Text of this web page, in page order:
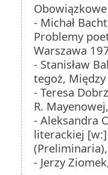
Obowiązkowe
- Michał
Problemy
Warszawa
- Stanisław
tegoż,
- Teresa
R.
- Aleksandra
literackiej
- Jerzy